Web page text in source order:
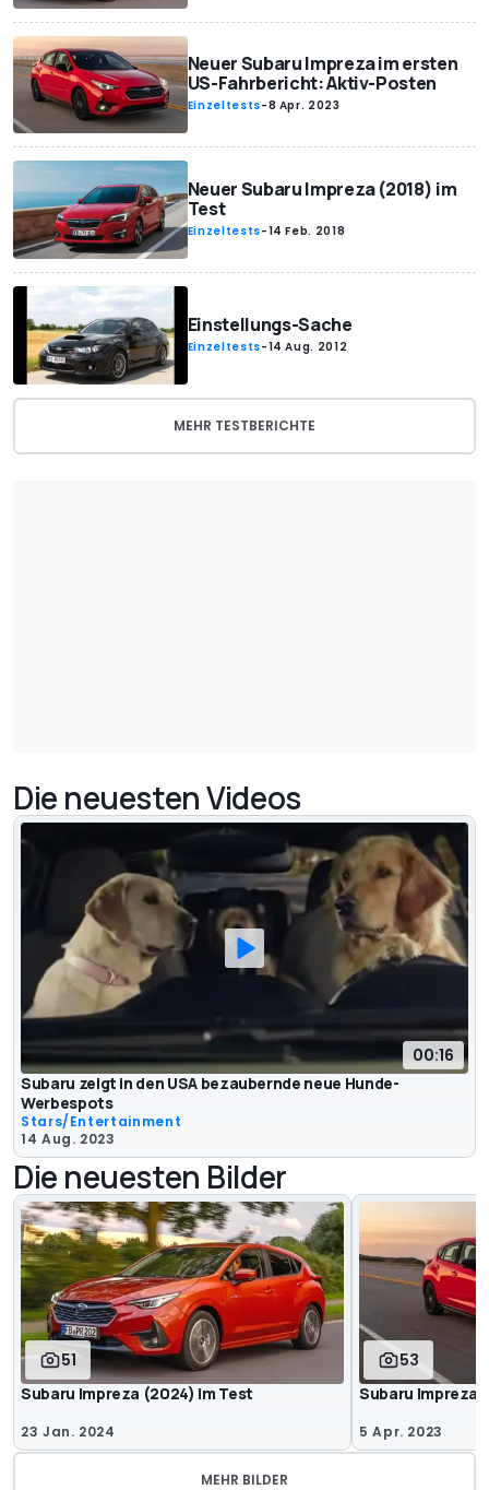
Neuer Subaru Impreza im ersten
US-Fahrbericht: Aktiv-Posten
Einzeltests-8 Apr. 2023
Neuer Subaru Impreza (2018) im
Test
Einzeltests-14 Feb. 2018
Einstellungs-Sache
Einzeltests-14 Aug. 2012
MEHR TESTBERICHTE
Die neuesten Videos
00:16
Subaru zeigt in den USA bezaubernde neue Hunde-
Werbespots
Stars/Entertainment
14 Aug. 2023
Die neuesten Bilder
51
Subaru Impreza (2024) im Test
23 Jan. 2024
53
Subaru Impreza
5 Apr. 2023
MEHR BILDER